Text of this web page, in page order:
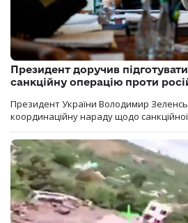
Президент доручив
санкційну операцію проти
Президент України Володимир
координаційну нараду щодо санкційної